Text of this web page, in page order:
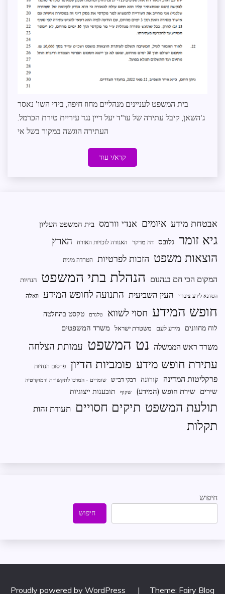
בית המשפט לעניינים מנהליים מחוז חיפה, בידי השו' נאסר
ג'השאן, קיבל עתירה של עו"ד יעל דיין נגד עיריית טירת הכרמל.
העתירה הוגשה במקור בשל אי
קרא/י עוד
אבטחת מידע איומים אנדי וורמס בית המשפט העליון
גיא זומר גלובס דה מרקר האגודה לזכויות האזרח הארץ
הוצאות משפט הזכות לפרטיות הטרדה מינית
המקום הכי חם בגהנום הנהלת בתי המשפט הנחיות
הסדנא לידע ציבורי העין השביעית התנועה לחופש המידע וואלה
חופש המידע חסוי לשווא טלגרם
טקסט בהחלטה
לוח מחוונים
מידע לעם משטרת ישראל משרד המשפטים
משרד ראש הממשלה נט המשפט עמותת הצלחה
עתירת חופש מידע פומביות הדיון פרסום הנחיות
פרקליטות המדינה קורונה רבקי דב"ש שומרים - המרכז לתקשורת ודמוקרטיה
שירים שירת חופש (המידע) שקוף תובענות ייצוגיות
תולעת המשפט תיקים חסויים תעודת זהות
תקלות
חיפוש
חיפוש
Proudly powered by WordPress | Theme: Fairy Blog